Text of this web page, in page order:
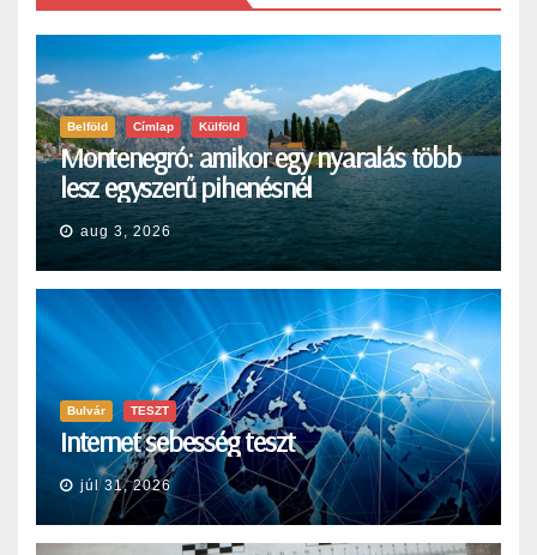
Belföld Címlap Külföld
Montenegró: amikor egy nyaralás több
lesz egyszerű pihenésnél
aug 3, 2026
Bulvár TESZT
Internet sebesség teszt
júl 31, 2026